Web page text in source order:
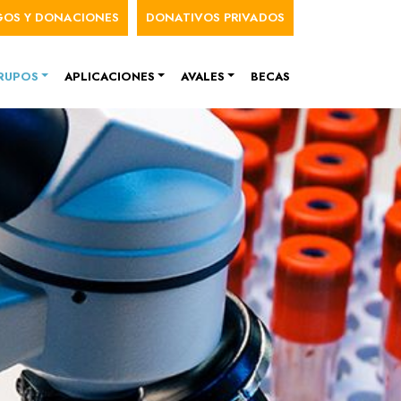
de cuenta de usuario
Y DONACIONES DONATIVOS PRIVADOS
APLICACIONES AVALES BECAS